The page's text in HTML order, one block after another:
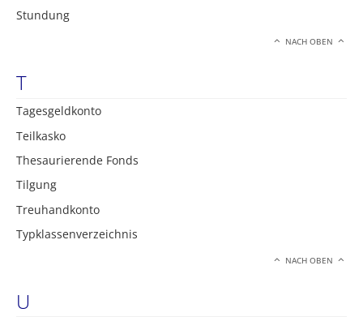
Stundung
NACH OBEN
T
Tagesgeldkonto
Teilkasko
Thesaurierende Fonds
Tilgung
Treuhandkonto
Typklassenverzeichnis
NACH OBEN
U